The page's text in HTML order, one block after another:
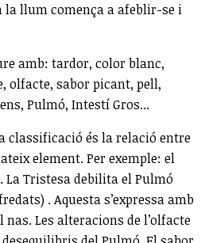
la llum comença a afeblir-se i
amb: tardor, color blanc,
olfacte, sabor picant, pell,
Pulmó, Intestí Gros...
classificació és la relació entre
element. Per exemple: el
Tristesa debilita el Pulmó
. Aquesta s’expressa amb
Les alteracions de l’olfacte